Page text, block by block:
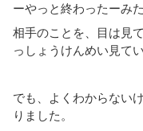
ーやっと終わったーみ
相手のことを、目は見
っしょうけんめい見て
でも、よくわからない
りました。